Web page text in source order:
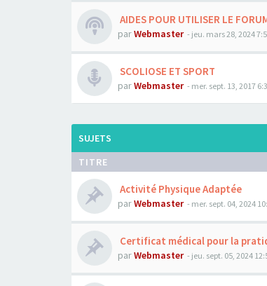
AIDES POUR UTILISER LE
parWebmaster - jeu. mars 28, 2024
SCOLIOSE ET SPORT
parWebmaster - mer. sept. 13, 2017
SUJETS
TITRE
Activité Physique Adaptée
parWebmaster - mer. sept. 04, 2024
Certificat médical pour la
parWebmaster - jeu. sept. 05, 2024